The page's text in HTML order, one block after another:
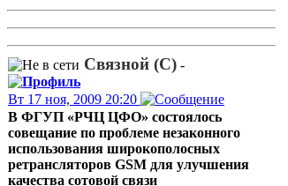
Связной (С) -
Вт 17 ноя, 2009 20:20
В ФГУП «РЧЦ ЦФО» состоялось
совещание по проблеме незаконного
использования широкополосных
ретрансляторов GSM для улучшения
качества сотовой связи